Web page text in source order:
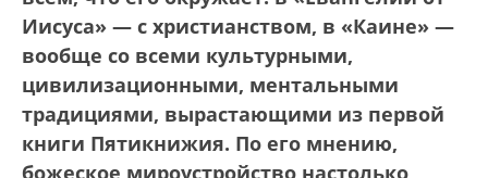
Иисуса» — с христианством, в «Каине» —
вообще со всеми культурными,
цивилизационными, ментальными
традициями, вырастающими из первой
книги Пятикнижия. По его мнению,
божеское мироустройство настолько